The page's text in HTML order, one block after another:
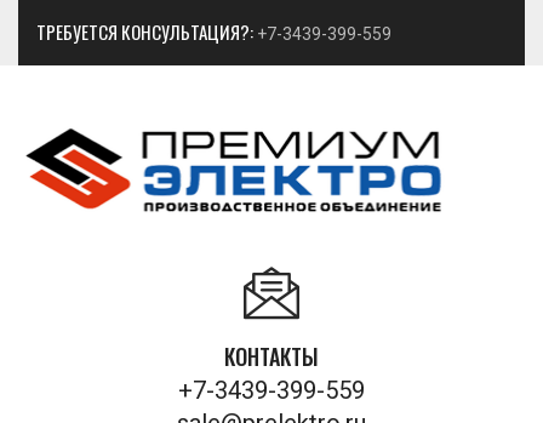
ТРЕБУЕТСЯ КОНСУЛЬТАЦИЯ?: +7-3439-399-559
КОНТАКТЫ
+7-3439-399-559